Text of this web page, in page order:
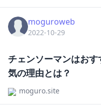
moguroweb
2022-10-29
チェンソーマンはお
気の理由とは？
moguro.site